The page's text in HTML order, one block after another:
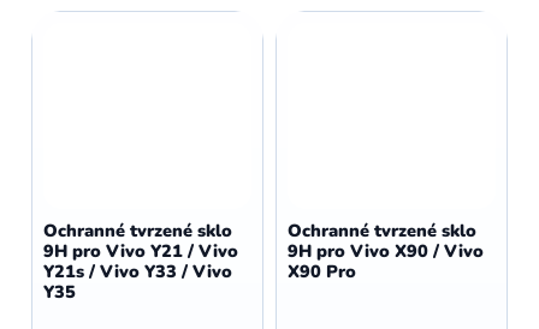
Ochranné tvrzené sklo
9H pro Vivo Y21 / Vivo
Y21s / Vivo Y33 / Vivo
Y35
Ochranné tvrzené sklo
9H pro Vivo X90 / Vivo
X90 Pro